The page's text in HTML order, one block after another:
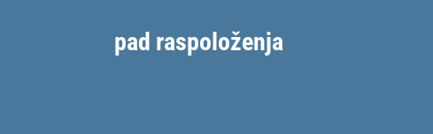
pad raspoloženja